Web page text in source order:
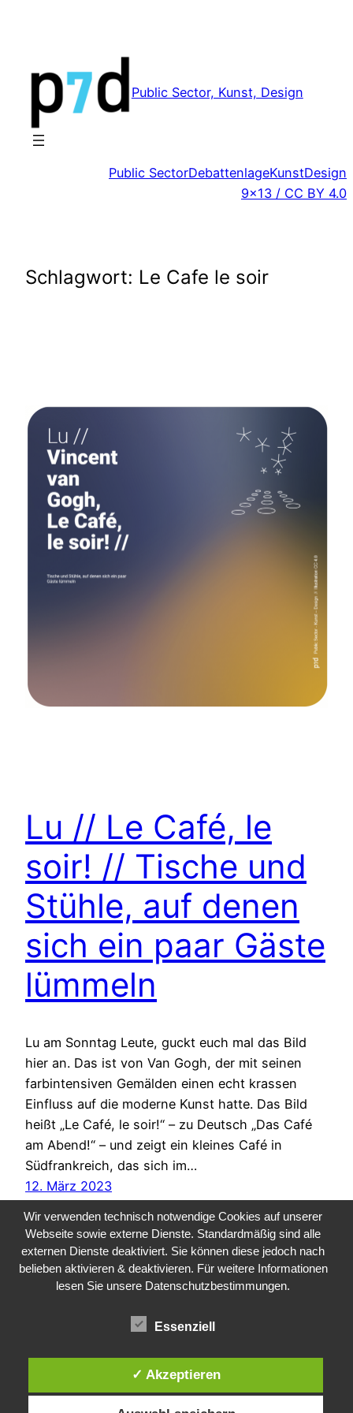
Public Sector, Kunst, Design
Public SectorDebattenlageKunstDesign
9×13 / CC BY 4.0
Schlagwort: Le Cafe le soir
Lu // Le Café, le
soir! // Tische und
Stühle, auf denen
sich ein paar Gäste
lümmeln
Lu am Sonntag Leute, guckt euch mal das Bild
hier an. Das ist von Van Gogh, der mit seinen
farbintensiven Gemälden einen echt krassen
Einfluss auf die moderne Kunst hatte. Das Bild
heißt „Le Café, le soir!“ – zu Deutsch „Das Café
am Abend!“ – und zeigt ein kleines Café in
Südfrankreich, das sich im…
12. März 2023
Public Sector, Kunst, Design
Datenschutz
Wir verwenden technisch notwendige Cookies auf unserer
Webseite sowie externe Dienste. Standardmäßig sind alle
externen Dienste deaktiviert. Sie können diese jedoch nach
belieben aktivieren & deaktivieren. Für weitere Informationen
lesen Sie unsere Datenschutzbestimmungen.
Essenziell
✓ Akzeptieren